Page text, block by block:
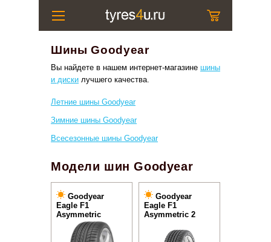
Шины Goodyear
Вы найдете в нашем интернет-магазине шины
и диски лучшего качества.
Летние шины Goodyear
Зимние шины Goodyear
Всесезонные шины Goodyear
Модели шин Goodyear
Goodyear
Eagle F1
Asymmetric
Goodyear
Eagle F1
Asymmetric 2